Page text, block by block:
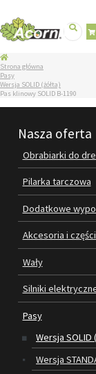
STRONA
GŁÓWNA
SERWIS
MASZYN
OBRABIARKI DO
DODATKOWE
OBRABIAREK
AKCESORIA I
WAŁY
SILNIKI
Strona główna
Pasy
Wersja SOLID (żółta)
Pas klinowy SOLID B-1190
Nasza oferta
Obrabiarki do
Pilarka tarczowa
Dodatkowe
Akcesoria i
Wały
Silniki
Pasy
Wersja SOLID
Wersja